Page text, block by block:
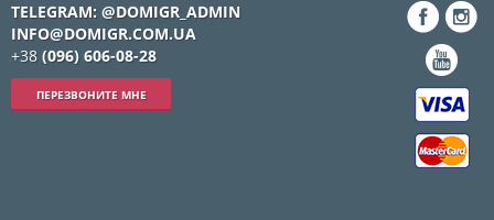
TELEGRAM: @DOMIGR_ADMIN
INFO@DOMIGR.COM.UA
+38 (096) 606-08-28
ПЕРЕЗВОНИТЕ МНЕ